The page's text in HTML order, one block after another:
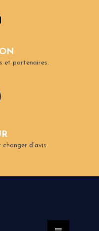
et partenaires.
d’avis.